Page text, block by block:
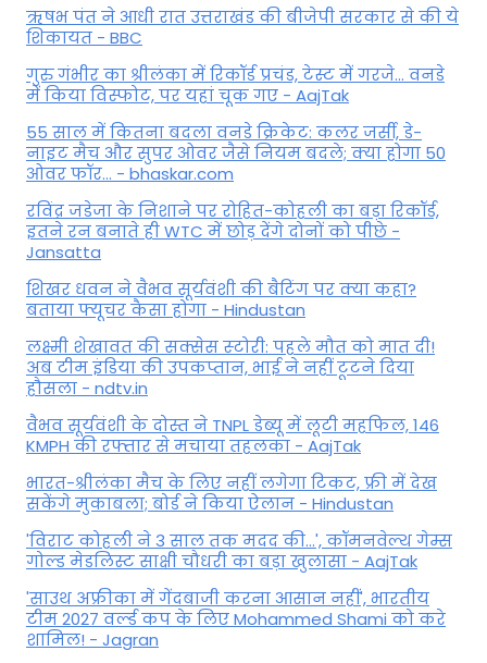
ऋषभ पंत ने आधी रात उत्तराखंड की बीजेपी सरकार से की ये
शिकायत - BBC
गुरु गंभीर का श्रीलंका में र‍िकॉर्ड प्रचंड, टेस्ट में गरजे... वनडे
में किया व‍िस्फोट, पर यहां चूक गए - AajTak
55 साल में कितना बदला वनडे क्रिकेट: कलर जर्सी, डे-
नाइट मैच और सुपर ओवर जैसे नियम बदले; क्या होगा 50
ओवर फॉर... - bhaskar.com
रविंद्र जडेजा के निशाने पर रोहित-कोहली का बड़ा रिकॉर्ड,
इतने रन बनाते ही WTC में छोड़ देंगे दोनों को पीछे -
Jansatta
शिखर धवन ने वैभव सूर्यवंशी की बैटिंग पर क्या कहा?
बताया फ्यूचर कैसा होगा - Hindustan
लक्ष्मी शेखावत की सक्‍सेस स्‍टोरी: पहले मौत को मात दी!
अब टीम इंडिया की उपकप्तान, भाई ने नहीं टूटने दिया
हौसला - ndtv.in
वैभव सूर्यवंशी के दोस्त ने TNPL डेब्यू में लूटी महफिल, 146
KMPH की रफ्तार से मचाया तहलका - AajTak
भारत-श्रीलंका मैच के लिए नहीं लगेगा टिकट, फ्री में देख
सकेंगे मुकाबला; बोर्ड ने किया ऐलान - Hindustan
'विराट कोहली ने 3 साल तक मदद की...', कॉमनवेल्थ गेम्स
गोल्ड मेडलिस्ट साक्षी चौधरी का बड़ा खुलासा - AajTak
'साउथ अफ्रीका में गेंदबाजी करना आसान नहीं', भारतीय
टीम 2027 वर्ल्‍ड कप के लिए Mohammed Shami को करे
शामिल! - Jagran